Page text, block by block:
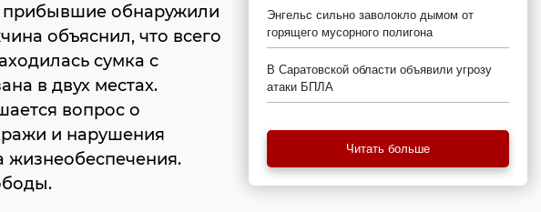
прибывшие обнаружили
объяснил, что всего
сумка с
в двух местах.
вопрос о
и нарушения
жизнеобеспечения.
Энгельс сильно заволокло дымом от
горящего мусорного полигона
В Саратовской области объявили угрозу
атаки БПЛА
Читать больше